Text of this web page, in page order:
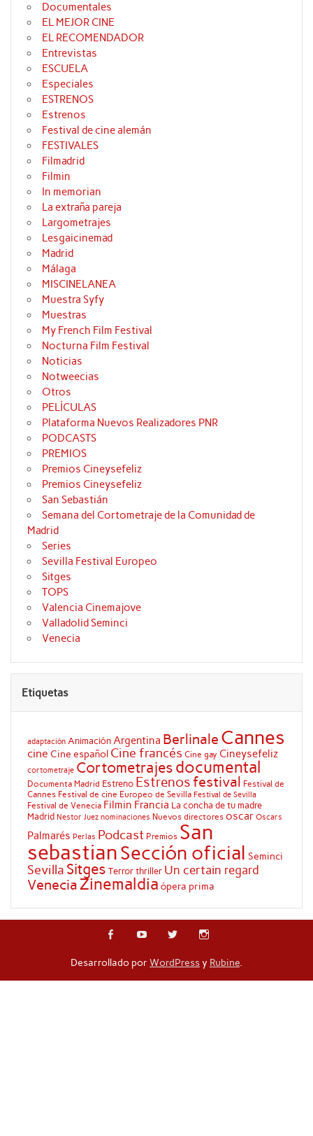
Documentales
EL MEJOR CINE
EL RECOMENDADOR
Entrevistas
ESCUELA
Especiales
ESTRENOS
Estrenos
Festival de cine alemán
FESTIVALES
Filmadrid
Filmin
In memorian
La extraña pareja
Largometrajes
Lesgaicinemad
Madrid
Málaga
MISCINELANEA
Muestra Syfy
Muestras
My French Film Festival
Nocturna Film Festival
Noticias
Notweecias
Otros
PELÍCULAS
Plataforma Nuevos Realizadores PNR
PODCASTS
PREMIOS
Premios Cineysefeliz
Premios Cineysefeliz
San Sebastián
Semana del Cortometraje de la Comunidad de
Madrid
Series
Sevilla Festival Europeo
Sitges
TOPS
Valencia Cinemajove
Valladolid Seminci
Venecia
Etiquetas
adaptación AnimaciónArgentina Berlinale Cannes
cine Cine español Cine francés Cine gay Cineysefeliz
cortometraje Cortometrajes documental
Documenta Madrid Estreno Estrenos festival Festival de
Cannes Festival de cine Europeo de Sevilla Festival de Sevilla
Festival de Venecia Filmin Francia La concha de tu madre
Madrid Nestor Juez nominaciones Nuevos directores oscar Oscars
Palmarés Perlas Podcast Premios San
sebastianSección oficial Seminci
Sevilla Sitges Terrorthriller Un certain regard
Venecia Zinemaldia ópera prima
Desarrollado por WordPressy Rubine